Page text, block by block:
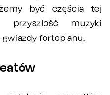
być częścią tej
przyszłość muzyki
gwiazdy fortepianu.